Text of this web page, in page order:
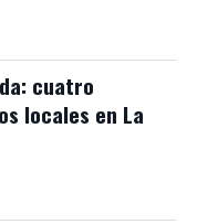
cuatro
locales en La